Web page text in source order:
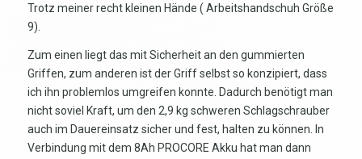
Trotz meiner recht kleinen Hände ( Arbeitshandschuh Größe
9).
Zum einen liegt das mit Sicherheit an den gummierten
Griffen, zum anderen ist der Griff selbst so konzipiert, dass
ich ihn problemlos umgreifen konnte. Dadurch benötigt man
nicht soviel Kraft, um den 2,9 kg schweren Schlagschrauber
auch im Dauereinsatz sicher und fest, halten zu können. In
Verbindung mit dem 8Ah PROCORE Akku hat man dann